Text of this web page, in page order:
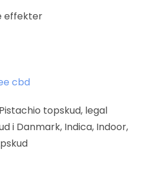
effekter
cbd
topskud, legal
i Danmark, Indica, Indoor,